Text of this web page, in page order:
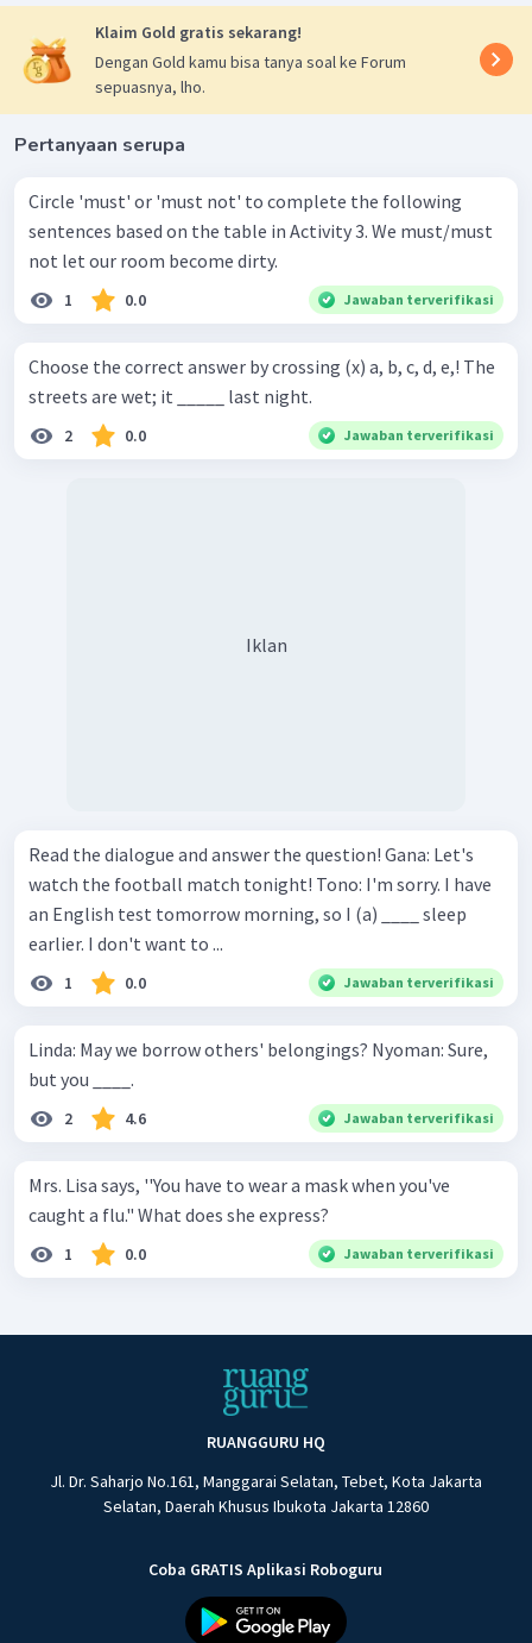
Klaim Gold gratis sekarang!
Dengan Gold kamu bisa tanya soal ke Forum
sepuasnya, lho.
Pertanyaan serupa
Circle 'must' or 'must not' to complete the following
sentences based on the table in Activity 3. We must/must
not let our room become dirty.
1 0.0 Jawaban terverifikasi
Choose the correct answer by crossing (x) a, b, c, d, e,! The
streets are wet; it _____ last night.
2 0.0 Jawaban terverifikasi
Iklan
Read the dialogue and answer the question! Gana: Let's
watch the football match tonight! Tono: I'm sorry. I have
an English test tomorrow morning, so I (a) ____ sleep
earlier. I don't want to ...
1 0.0 Jawaban terverifikasi
Linda: May we borrow others' belongings? Nyoman: Sure,
but you ____.
2 4.6 Jawaban terverifikasi
Mrs. Lisa says, ''You have to wear a mask when you've
caught a flu." What does she express?
1 0.0 Jawaban terverifikasi
RUANGGURU HQ
Jl. Dr. Saharjo No.161, Manggarai Selatan, Tebet, Kota Jakarta
Selatan, Daerah Khusus Ibukota Jakarta 12860
Coba GRATIS Aplikasi Roboguru